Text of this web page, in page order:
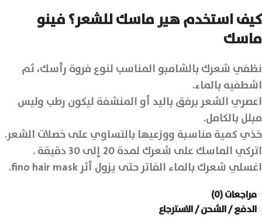
كيف استخدم هير ماسك للشعر؟ فينو
ماسك
نظفي شعرك بالشامبو المناسب لنوع فروة رأسك، ثم
اشطفيه بالماء.
اعصري الشعر برفق باليد أو المنشفة ليكون رطب وليس
مبلل بالكامل.
خذي كمية مناسبة ووزعيها بالتساوي على خصلات الشعر.
اتركي الماسك على شعرك لمدة 20 إلى 30 دقيقة .
اغسلي شعرك بالماء الفاتر حتى يزول أثر fino hair mask.
مراجعات (0)
الدفع / الشحن / الاسترجاع